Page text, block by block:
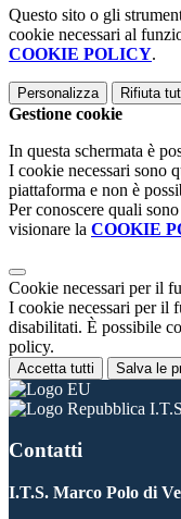
Questo sito o gli
cookie necessari al
COOKIE POLICY.
Personalizza Rifiuta
Gestione cookie
In questa schermata è
I cookie necessari sono
piattaforma e non è
Per conoscere quali
visionare la COOKIE
Cookie necessari per il
I cookie necessari per il
disabilitati. È possibile
policy.
Accetta tutti Salva le
Contatti
I.T.S. Marco Polo di